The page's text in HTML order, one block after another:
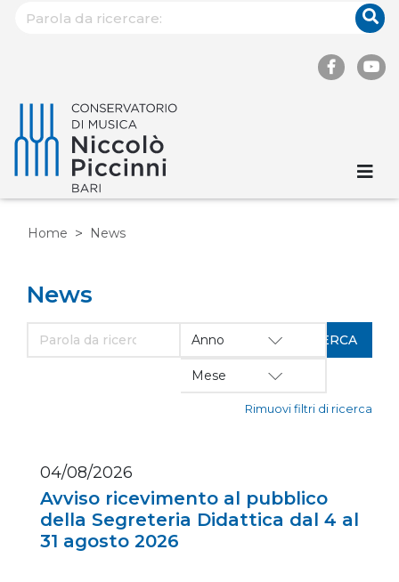
Home News
News
Anno
Mese
Rimuovi filtri di ricerca
04/08/2026
Avviso ricevimento al pubblico
della Segreteria Didattica dal 4 al
31 agosto 2026